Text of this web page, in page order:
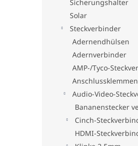
Sicherungshalter
Solar
Steckverbinder
Adernendhülsen
Adernverbinder
AMP-/Tyco-
Anschlussklemmen
Audio-Video-
Bananenstecker
Cinch-
HDMI-